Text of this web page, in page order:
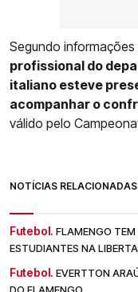
Segundo informações
profissional do
italiano esteve
acompanhar o
válido pelo
NOTÍCIAS RELACIONADAS
Futebol. FLAMENGO TEM
ESTUDIANTES NA
Futebol. EVERTTON
DO FLAMENGO